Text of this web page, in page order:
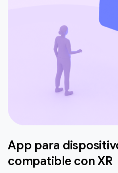
App para
compatible con XR